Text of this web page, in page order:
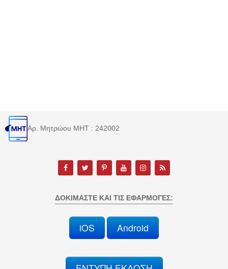
Αρ. Μητρώου MHT : 242002
ΔΟΚΙΜΆΣΤΕ ΚΑΙ ΤΙΣ ΕΦΑΡΜΟΓΈΣ:
iOS Android